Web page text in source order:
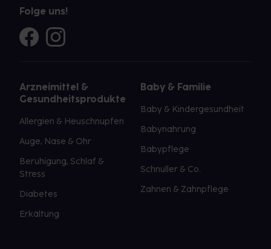
Folge uns!
Arzneimittel &
Gesundheitsprodukte
Allergien & Heuschnupfen
Auge, Nase & Ohr
Beruhigung, Schlaf &
Stress
Diabetes
Erkältung
Baby & Familie
Baby & Kindergesundheit
Babynahrung
Babypflege
Schnuller & Co.
Zahnen & Zahnpflege